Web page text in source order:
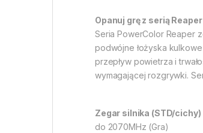
Opanuj grę z serią Reaper
Seria PowerColor Reaper
podwójne łożyska
przepływ powietrza i
wymagającej rozgrywki.
Zegar silnika (STD/cichy)
do 2070MHz (Gra)